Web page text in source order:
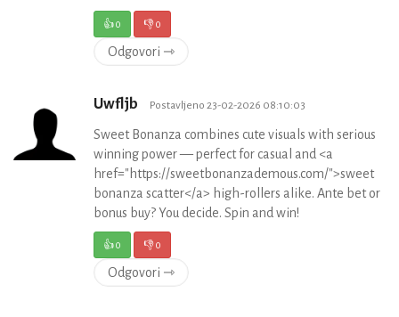
👍0 👎0
Odgovori ⇾
Uwfljb Postavljeno 23-02-2026 08:10:03
Sweet Bonanza combines cute visuals with serious
winning power — perfect for casual and <a
href="https://sweetbonanzademous.com/">sweet
bonanza scatter</a> high-rollers alike. Ante bet or
bonus buy? You decide. Spin and win!
👍0 👎0
Odgovori ⇾